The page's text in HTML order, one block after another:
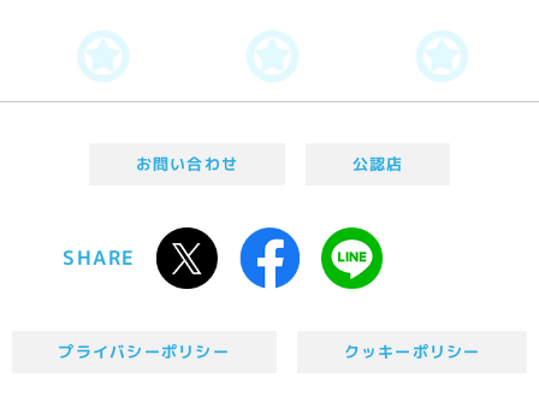
お問い合わせ 公認店
SHARE
プライバシーポリシー クッキーポリシー